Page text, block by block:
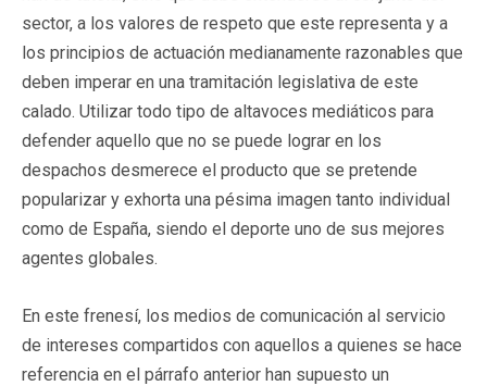
sector, a los valores de respeto que este representa y a
los principios de actuación medianamente razonables que
deben imperar en una tramitación legislativa de este
calado. Utilizar todo tipo de altavoces mediáticos para
defender aquello que no se puede lograr en los
despachos desmerece el producto que se pretende
popularizar y exhorta una pésima imagen tanto individual
como de España, siendo el deporte uno de sus mejores
agentes globales.
En este frenesí, los medios de comunicación al servicio
de intereses compartidos con aquellos a quienes se hace
referencia en el párrafo anterior han supuesto un